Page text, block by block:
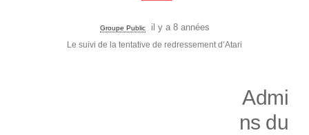
Groupe Public il y a 8 années
Le suivi de la tentative de redressement d’Atari
Admi
ns du